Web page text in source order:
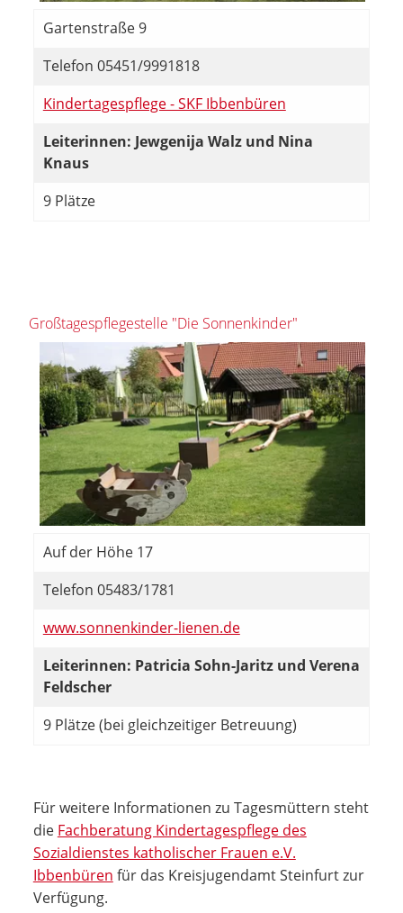
Gartenstraße 9
Telefon 05451/9991818
Kindertagespflege - SKF Ibbenbüren
Leiterinnen: Jewgenija Walz und Nina
Knaus
9 Plätze
Großtagespflegestelle "Die Sonnenkinder"
Auf der Höhe 17
Telefon 05483/1781
www.sonnenkinder-lienen.de
Leiterinnen: Patricia Sohn-Jaritz und Verena
Feldscher
9 Plätze (bei gleichzeitiger Betreuung)
Für weitere Informationen zu Tagesmüttern steht
die Fachberatung Kindertagespflege des
Sozialdienstes katholischer Frauen e.V.
Ibbenbüren für das Kreisjugendamt Steinfurt zur
Verfügung.